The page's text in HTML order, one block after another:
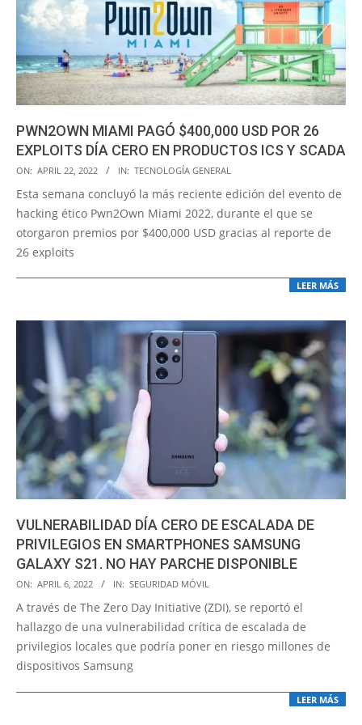
PWN2OWN MIAMI PAGÓ $400,000 USD POR 26
EXPLOITS DÍA CERO EN PRODUCTOS ICS Y SCADA
2022-
04-
22
ON: APRIL 22, 2022 IN: TECNOLOGÍA GENERAL
Esta semana concluyó la más reciente edición del evento de
hacking ético Pwn2Own Miami 2022, durante el que se
otorgaron premios por $400,000 USD gracias al reporte de
26 exploits
LEER MÁS
VULNERABILIDAD DÍA CERO DE ESCALADA DE
PRIVILEGIOS EN SMARTPHONES SAMSUNG
GALAXY S21. NO HAY PARCHE DISPONIBLE
2022-
04-
06
ON: APRIL 6, 2022 IN: SEGURIDAD MÓVIL
A través de The Zero Day Initiative (ZDI), se reportó el
hallazgo de una vulnerabilidad crítica de escalada de
privilegios locales que podría poner en riesgo millones de
dispositivos Samsung
LEER MÁS